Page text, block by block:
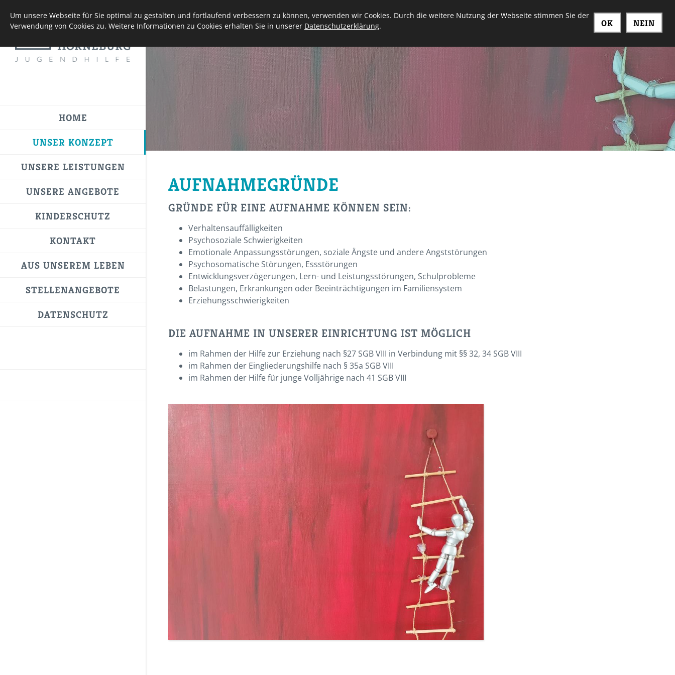
HOME
UNSER KONZEPT
UNSERE LEISTUNGEN
UNSERE ANGEBOTE
KINDERSCHUTZ
KONTAKT
AUS UNSEREM LEBEN
STELLENANGEBOTE
DATENSCHUTZ
AUFNAHMEGRÜNDE
GRÜNDE FÜR EINE AUFNAHME KÖNNEN SEIN:
Verhaltensauffälligkeiten
Psychosoziale Schwierigkeiten
Emotionale Anpassungsstörungen, soziale Ängste und andere Angststörungen
Psychosomatische Störungen, Essstörungen
Entwicklungsverzögerungen, Lern- und Leistungsstörungen, Schulprobleme
Belastungen, Erkrankungen oder Beeinträchtigungen im Familiensystem
Erziehungsschwierigkeiten
DIE AUFNAHME IN UNSERER EINRICHTUNG IST MÖGLICH
im Rahmen der Hilfe zur Erziehung nach §27 SGB VIII in Verbindung mit §§ 32, 34 SGB VIII
im Rahmen der Eingliederungshilfe nach § 35a SGB VIII
im Rahmen der Hilfe für junge Volljährige nach 41 SGB VIII
NEIN
OK
Um unsere Webseite für Sie optimal zu gestalten und fortlaufend verbessern zu können, verwenden wir Cookies. Durch die weitere Nutzung der Webseite stimmen Sie der
Verwendung von Cookies zu. Weitere Informationen zu Cookies erhalten Sie in unserer Datenschutzerklärung.